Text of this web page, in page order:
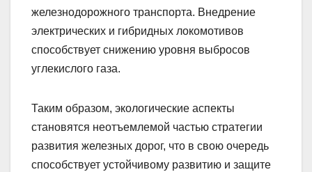
железнодорожного транспорта. Внедрение
электрических и гибридных локомотивов
способствует снижению уровня выбросов
углекислого газа.
Таким образом, экологические аспекты
становятся неотъемлемой частью стратегии
развития железных дорог, что в свою очередь
способствует устойчивому развитию и защите